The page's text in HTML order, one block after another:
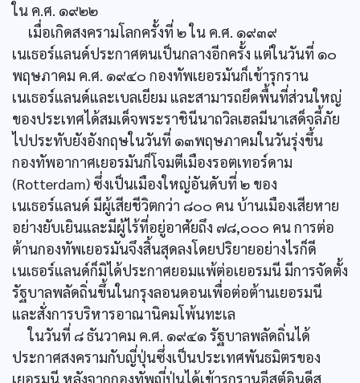
ใน ค.ศ. ๑๙๒๒
เมื่อเกิดสงครามโลกครั้งที่ ๒ ใน ค.ศ. ๑๙๓๙
เนเธอร์แลนด์ประกาศตนเป็นกลางอีกครั้ง แต่ในวันที่ ๑๐
พฤษภาคม ค.ศ. ๑๙๔๐ กองทัพเยอรมันก็เข้ารุกราน
เนเธอร์แลนด์และเบลเยียม และสามารถยึดพื้นที่ส่วนใหญ่
ของประเทศได้สมเด็จพระราชินีนาถวิลเฮลมีนาเสด็จลี้ภัย
ไปประทับยังอังกฤษในวันที่ ๑๓พฤษภาคมในวันรุ่งขึ้น
กองทัพอากาศเยอรมันก็โจมตีเมืองรอตเทอร์ดาม
(Rotterdam) ซึ่งเป็นเมืองใหญ่อันดับที่ ๒ ของ
เนเธอร์แลนด์ มีผู้เสียชีวิตกว่า ๘๐๐ คน บ้านเมืองเสียหาย
อย่างยับเยินและมีผู้ไร้ที่อยู่อาศัยถึง ๗๘,๐๐๐ คน การต่อ
ต้านกองทัพเยอรมันจึงสิ้นสุดลงโดยปริยายอย่างไรก็ดี
เนเธอร์แลนด์ก็มิได้ประกาศยอมแพ้ต่อเยอรมนี มีการจัดตั้ง
รัฐบาลพลัดถิ่นขึ้นในกรุงลอนดอนเพื่อต่อต้านเยอรมนี
และสั่งการบริหารอาณานิคมโพ้นทะเล
ในวันที่ ๘ ธันวาคม ค.ศ. ๑๙๔๑ รัฐบาลพลัดถิ่นได้
ประกาศสงครามกับญี่ปุ่นซึ่งเป็นประเทศพันธมิตรของ
เยอรมนี หลังจากกองทัพญี่ปุ่นได้เข้ารุกรานอีสต์อินดีส